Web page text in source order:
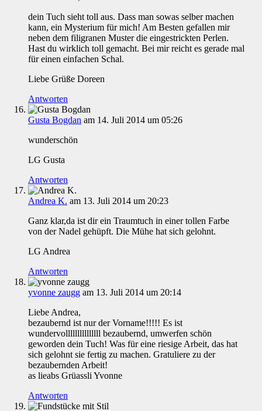
dein Tuch sieht toll aus. Dass man sowas selber machen
kann, ein Mysterium für mich! Am Besten gefallen mir
neben dem filigranen Muster die eingestrickten Perlen.
Hast du wirklich toll gemacht. Bei mir reicht es gerade mal
für einen einfachen Schal.
Liebe Grüße Doreen
Antworten
Gusta Bogdan am 14. Juli 2014 um 05:26
wunderschön
LG Gusta
Antworten
Andrea K. am 13. Juli 2014 um 20:23
Ganz klar,da ist dir ein Traumtuch in einer tollen Farbe
von der Nadel gehüpft. Die Mühe hat sich gelohnt.
LG Andrea
Antworten
yvonne zaugg am 13. Juli 2014 um 20:14
Liebe Andrea,
bezaubernd ist nur der Vorname!!!!! Es ist
wundervolllllllllllllll bezaubernd, umwerfen schön
geworden dein Tuch! Was für eine riesige Arbeit, das hat
sich gelohnt sie fertig zu machen. Gratuliere zu der
bezaubernden Arbeit!
as lieabs Grüassli Yvonne
Antworten